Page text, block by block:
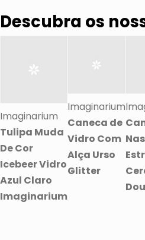
Descubra os
Imaginarium
Tulipa Muda
De Cor
Icebeer Vidro
Azul Claro
Imaginarium
Imaginarium
Caneca de
Vidro Com
Alça Urso
Glitter
Nas